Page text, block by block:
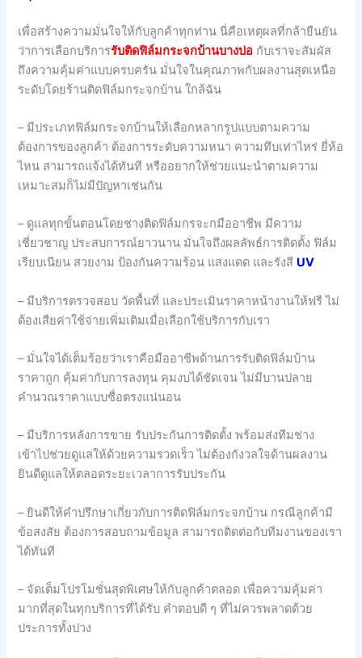
เพื่อสร้างความมั่นใจให้กับลูกค้าทุกท่าน นี่คือเหตุผลที่กล้ายืนยัน
ว่าการเลือกบริการรับติดฟิล์มกระจกบ้านบางบ่อ กับเราจะสัมผัส
ถึงความคุ้มค่าแบบครบครัน มั่นใจในคุณภาพกับผลงานสุดเหนือ
ระดับโดยร้านติดฟิล์มกระจกบ้าน ใกล้ฉัน
– มีประเภทฟิล์มกระจกบ้านให้เลือกหลากรูปแบบตามความ
ต้องการของลูกค้า ต้องการระดับความหนา ความทึบเท่าไหร่ ยี่ห้อ
ไหน สามารถแจ้งได้ทันที หรืออยากให้ช่วยแนะนำตามความ
เหมาะสมก็ไม่มีปัญหาเช่นกัน
– ดูแลทุกขั้นตอนโดยช่างติดฟิล์มกรจะกมืออาชีพ มีความ
เชี่ยวชาญ ประสบการณ์ยาวนาน มั่นใจถึงผลลัพธ์การติดตั้ง ฟิล์ม
เรียบเนียน สวยงาม ป้องกันความร้อน แสงแดด และรังสี UV
– มีบริการตรวจสอบ วัดพื้นที่ และประเมินราคาหน้างานให้ฟรี ไม่
ต้องเสียค่าใช้จ่ายเพิ่มเติมเมื่อเลือกใช้บริการกับเรา
– มั่นใจได้เต็มร้อยว่าเราคือมืออาชีพด้านการรับติดฟิล์มบ้าน
ราคาถูก คุ้มค่ากับการลงทุน คุมงบได้ชัดเจน ไม่มีบานปลาย
คำนวณราคาแบบซื่อตรงแน่นอน
– มีบริการหลังการขาย รับประกันการติดตั้ง พร้อมส่งทีมช่าง
เข้าไปช่วยดูแลให้ด้วยความรวดเร็ว ไม่ต้องกังวลใจด้านผลงาน
ยินดีดูแลให้ตลอดระยะเวลาการรับประกัน
– ยินดีให้คำปรึกษาเกี่ยวกับการติดฟิล์มกระจกบ้าน กรณีลูกค้ามี
ข้อสงสัย ต้องการสอบถามข้อมูล สามารถติดต่อกับทีมงานของเรา
ได้ทันที
– จัดเต็มโปรโมชั่นสุดพิเศษให้กับลูกค้าตลอด เพื่อความคุ้มค่า
มากที่สุดในทุกบริการที่ได้รับ คำตอบดี ๆ ที่ไม่ควรพลาดด้วย
ประการทั้งปวง